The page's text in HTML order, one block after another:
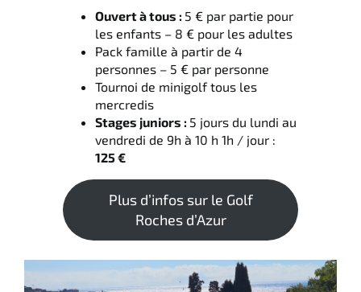
Ouvert à tous : 5 € par partie pour
les enfants – 8 € pour les adultes
Pack famille à partir de 4
personnes – 5 € par personne
Tournoi de minigolf tous les
mercredis
Stages juniors : 5 jours du lundi au
vendredi de 9h à 10 h 1h / jour :
125 €
Plus d’infos sur le Golf
Roches d’Azur